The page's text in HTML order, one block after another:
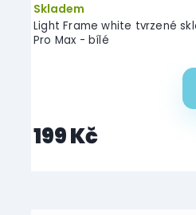
Light Frame white tvrzené
Pro Max - bílé
Skladem
199 Kč